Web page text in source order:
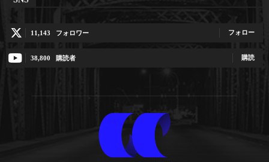
11,143 フォロワー フォロー
38,800 購読者 購読